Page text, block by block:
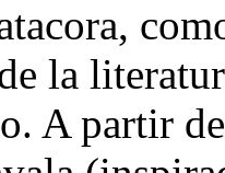
la
A partir